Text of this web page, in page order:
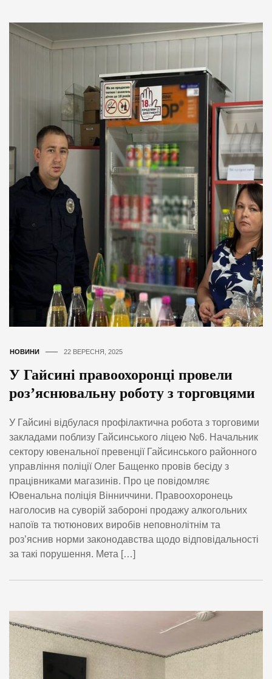
НОВИНИ 22 ВЕРЕСНЯ, 2025
У Гайсині правоохоронці провели
роз’яснювальну роботу з торговцями
У Гайсині відбулася профілактична робота з торговими
закладами поблизу Гайсинського ліцею №6. Начальник
сектору ювенальної превенції Гайсинського районного
управління поліції Олег Бащенко провів бесіду з
працівниками магазинів. Про це повідомляє
Ювенальна поліція Вінниччини. Правоохоронець
наголосив на суворій забороні продажу алкогольних
напоїв та тютюнових виробів неповнолітнім та
роз’яснив норми законодавства щодо відповідальності
за такі порушення. Мета […]